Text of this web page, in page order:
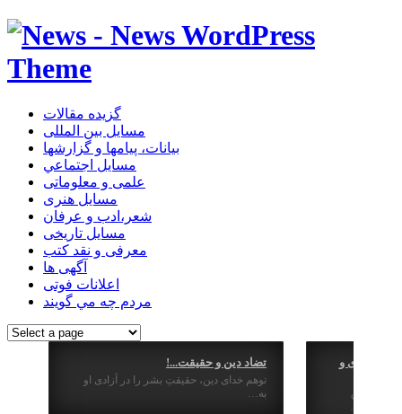
گزیده مقالات
مسایل بین المللی
بیانات، پیامها و گزارشها
مسايل اجتماعي
علمی و معلوماتی
مسايل هنری
شعر،ادب و عرفان
مسایل تاریخی
معرفی و نقد کتب
آگهی ها
اعلانات فوتی
مردم چه مي گويند
تضاد دین و حقیقت...!
توهم خدای دین، حقیقتِ بشر را در آزادی او
به…
جمهوری و
منظر حقوق
: …